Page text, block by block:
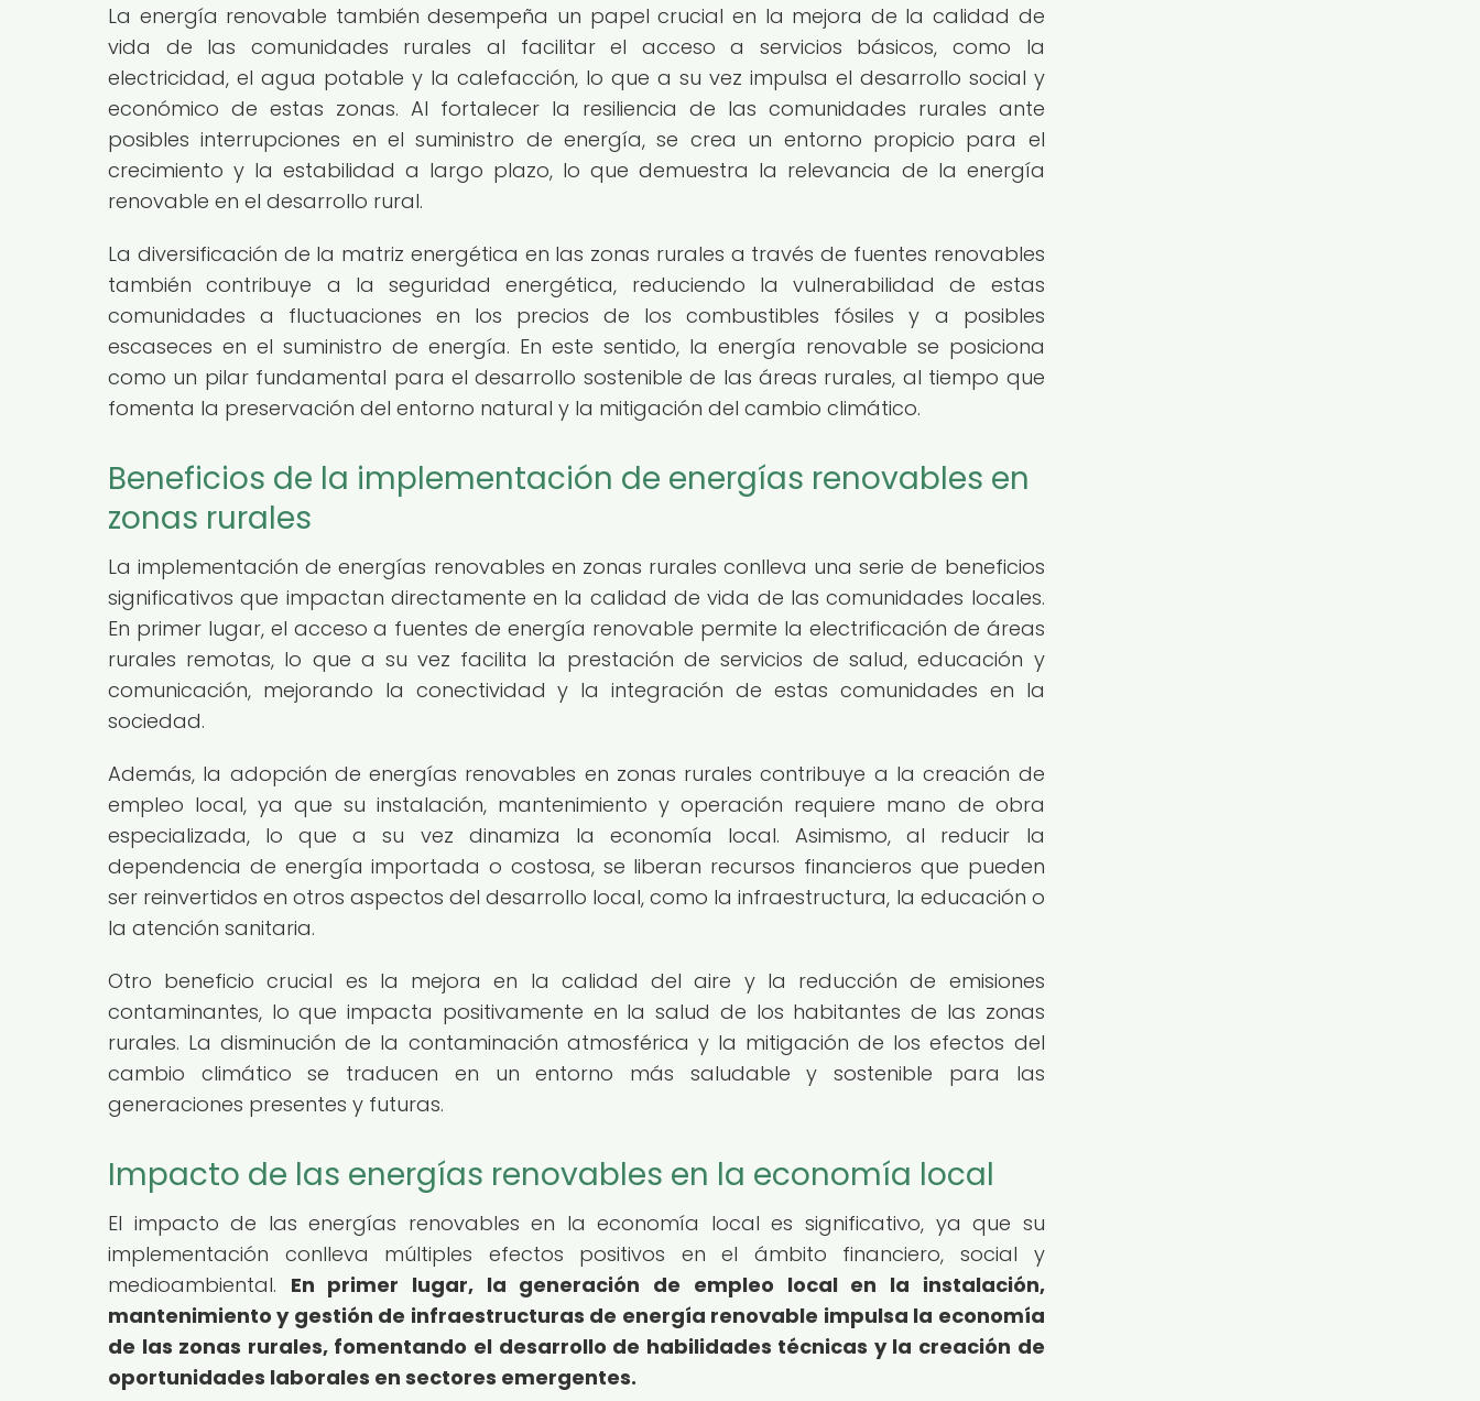
La energía renovable también desempeña un papel crucial en la mejora de la calidad de
vida de las comunidades rurales al facilitar el acceso a servicios básicos, como la
electricidad, el agua potable y la calefacción, lo que a su vez impulsa el desarrollo social y
económico de estas zonas. Al fortalecer la resiliencia de las comunidades rurales ante
posibles interrupciones en el suministro de energía, se crea un entorno propicio para el
crecimiento y la estabilidad a largo plazo, lo que demuestra la relevancia de la energía
renovable en el desarrollo rural.
La diversificación de la matriz energética en las zonas rurales a través de fuentes renovables
también contribuye a la seguridad energética, reduciendo la vulnerabilidad de estas
comunidades a fluctuaciones en los precios de los combustibles fósiles y a posibles
escaseces en el suministro de energía. En este sentido, la energía renovable se posiciona
como un pilar fundamental para el desarrollo sostenible de las áreas rurales, al tiempo que
fomenta la preservación del entorno natural y la mitigación del cambio climático.
Beneficios de la implementación de energías renovables en
zonas rurales
La implementación de energías renovables en zonas rurales conlleva una serie de beneficios
significativos que impactan directamente en la calidad de vida de las comunidades locales.
En primer lugar, el acceso a fuentes de energía renovable permite la electrificación de áreas
rurales remotas, lo que a su vez facilita la prestación de servicios de salud, educación y
comunicación, mejorando la conectividad y la integración de estas comunidades en la
sociedad.
Además, la adopción de energías renovables en zonas rurales contribuye a la creación de
empleo local, ya que su instalación, mantenimiento y operación requiere mano de obra
especializada, lo que a su vez dinamiza la economía local. Asimismo, al reducir la
dependencia de energía importada o costosa, se liberan recursos financieros que pueden
ser reinvertidos en otros aspectos del desarrollo local, como la infraestructura, la educación o
la atención sanitaria.
Otro beneficio crucial es la mejora en la calidad del aire y la reducción de emisiones
contaminantes, lo que impacta positivamente en la salud de los habitantes de las zonas
rurales. La disminución de la contaminación atmosférica y la mitigación de los efectos del
cambio climático se traducen en un entorno más saludable y sostenible para las
generaciones presentes y futuras.
Impacto de las energías renovables en la economía local
El impacto de las energías renovables en la economía local es significativo, ya que su
implementación conlleva múltiples efectos positivos en el ámbito financiero, social y
medioambiental. En primer lugar, la generación de empleo local en la instalación,
mantenimiento y gestión de infraestructuras de energía renovable impulsa la economía
de las zonas rurales, fomentando el desarrollo de habilidades técnicas y la creación de
oportunidades laborales en sectores emergentes.